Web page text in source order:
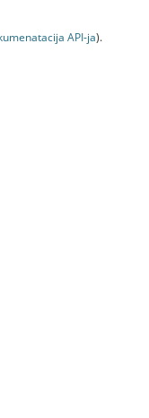
API-jа).